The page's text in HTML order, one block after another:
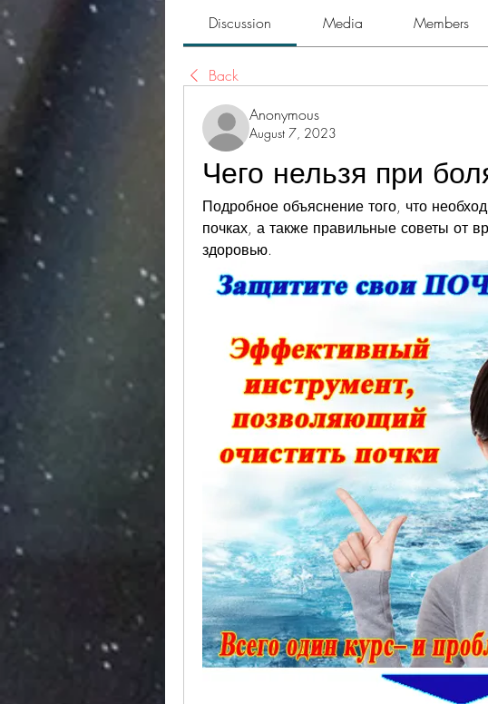
Discussion Media Members
Back
Anonymous
August 7, 2023
Чего нельзя при
Подробное объяснение того, что
почках, а также правильные советы от
здоровью.